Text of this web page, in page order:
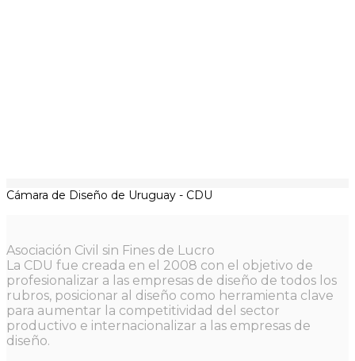
Cámara de Diseño de Uruguay - CDU
Asociación Civil sin Fines de Lucro
La CDU fue creada en el 2008 con el objetivo de
profesionalizar a las empresas de diseño de todos los
rubros, posicionar al diseño como herramienta clave
para aumentar la competitividad del sector
productivo e internacionalizar a las empresas de
diseño.